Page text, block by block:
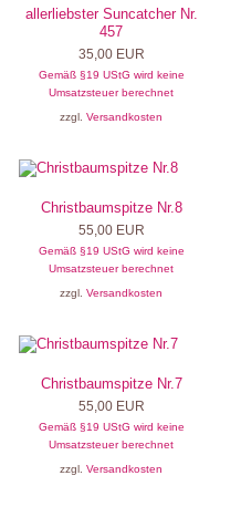
allerliebster Suncatcher Nr.
457
35,00 EUR
Gemäß §19 UStG wird keine
Umsatzsteuer berechnet
zzgl.Versandkosten
Christbaumspitze Nr.8
55,00 EUR
Gemäß §19 UStG wird keine
Umsatzsteuer berechnet
zzgl.Versandkosten
Christbaumspitze Nr.7
55,00 EUR
Gemäß §19 UStG wird keine
Umsatzsteuer berechnet
zzgl.Versandkosten